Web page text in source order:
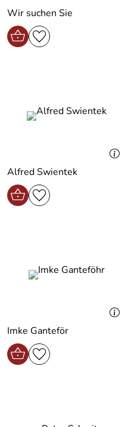
Wir suchen Sie
Alfred Swientek
Imke Ganteför